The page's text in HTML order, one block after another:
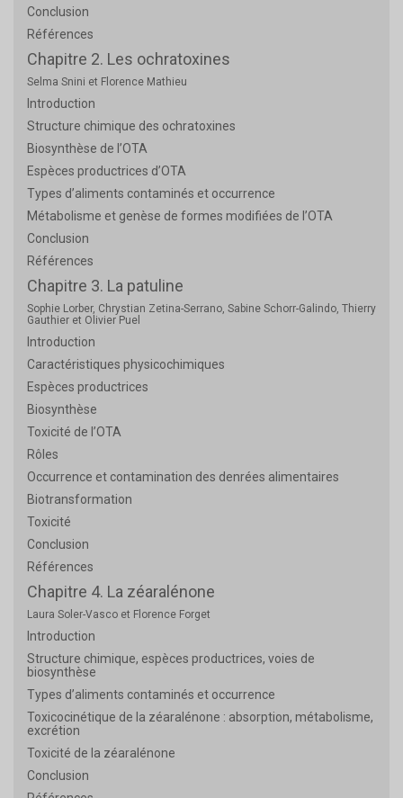
Conclusion
Références
Chapitre 2. Les ochratoxines
Selma Snini et Florence Mathieu
Introduction
Structure chimique des ochratoxines
Biosynthèse de l’OTA
Espèces productrices d’OTA
Types d’aliments contaminés et occurrence
Métabolisme et genèse de formes modifiées de l’OTA
Conclusion
Références
Chapitre 3. La patuline
Sophie Lorber, Chrystian Zetina-Serrano, Sabine Schorr-Galindo, Thierry
Gauthier et Olivier Puel
Introduction
Caractéristiques physicochimiques
Espèces productrices
Biosynthèse
Toxicité de l’OTA
Rôles
Occurrence et contamination des denrées alimentaires
Biotransformation
Toxicité
Conclusion
Références
Chapitre 4. La zéaralénone
Laura Soler-Vasco et Florence Forget
Introduction
Structure chimique, espèces productrices, voies de
biosynthèse
Types d’aliments contaminés et occurrence
Toxicocinétique de la zéaralénone : absorption, métabolisme,
excrétion
Toxicité de la zéaralénone
Conclusion